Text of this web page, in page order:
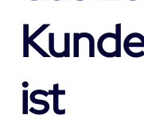
ist